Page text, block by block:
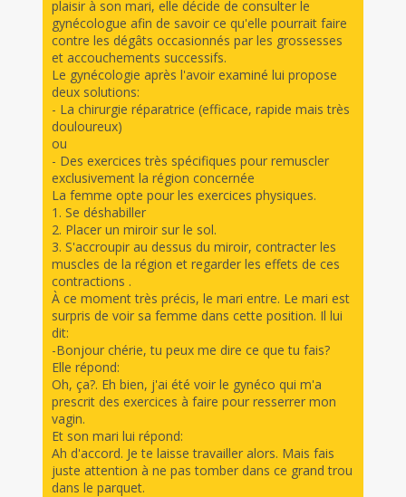
plaisir à son mari, elle décide de consulter le
gynécologue afin de savoir ce qu'elle pourrait faire
contre les dégâts occasionnés par les grossesses
et accouchements successifs.
Le gynécologie après l'avoir examiné lui propose
deux solutions:
- La chirurgie réparatrice (efficace, rapide mais très
douloureux)
ou
- Des exercices très spécifiques pour remuscler
exclusivement la région concernée
La femme opte pour les exercices physiques.
1. Se déshabiller
2. Placer un miroir sur le sol.
3. S'accroupir au dessus du miroir, contracter les
muscles de la région et regarder les effets de ces
contractions .
À ce moment très précis, le mari entre. Le mari est
surpris de voir sa femme dans cette position. Il lui
dit:
-Bonjour chérie, tu peux me dire ce que tu fais?
Elle répond:
Oh, ça?. Eh bien, j'ai été voir le gynéco qui m'a
prescrit des exercices à faire pour resserrer mon
vagin.
Et son mari lui répond:
Ah d'accord. Je te laisse travailler alors. Mais fais
juste attention à ne pas tomber dans ce grand trou
dans le parquet.